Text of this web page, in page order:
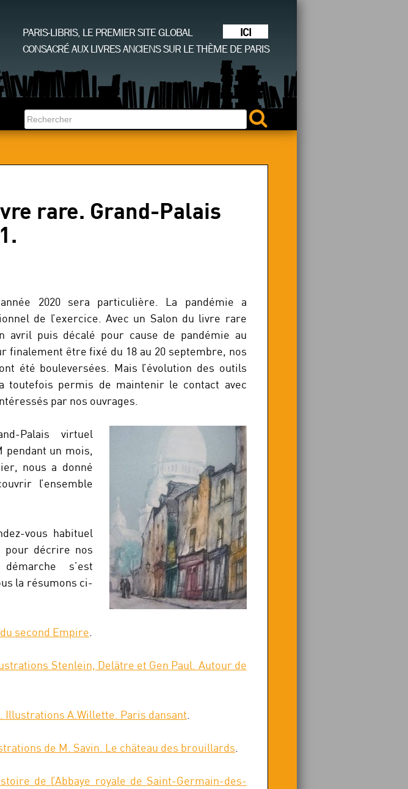
PARIS-LIBRIS, LE PREMIER SITE GLOBAL
ICI
CONSACRÉ AUX LIVRES ANCIENS SUR LE THÈME DE PARIS
rare. Grand-Palais
2020 sera particulière. La pandémie a
de l’exercice. Avec un Salon du livre rare
avril puis décalé pour cause de pandémie au
finalement être fixé du 18 au 20 septembre, nos
été bouleversées. Mais l’évolution des outils
toutefois permis de maintenir le contact avec
par nos ouvrages.
Palais virtuel
pendant un mois,
nous a donné
l’ensemble
vous habituel
pour décrire nos
s’est
la résumons ci-
second Empire.
Stenlein, Delâtre et Gen Paul. Autour de
Illustrations A.Willette. Paris dansant.
de M. Savin. Le château des brouillards.
de l’Abbaye royale de Saint-Germain-des-